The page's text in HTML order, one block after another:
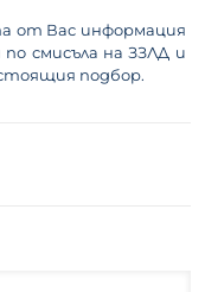
от Вас информация
смисъла на ЗЗЛД и
подбор.